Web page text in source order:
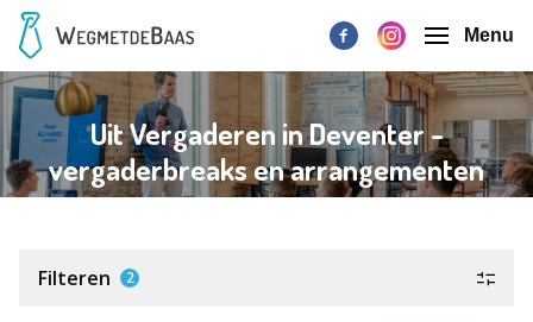
Menu
Uit Vergaderen in Deventer -
vergaderbreaks en arrangementen
Filteren 2